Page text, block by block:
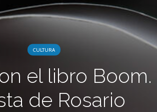
CULTURA
el libro Boom.
de Rosario